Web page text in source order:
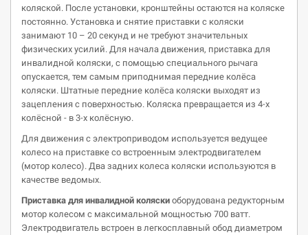
коляской. После установки, кронштейны остаются на коляске
постоянно. Установка и снятие приставки с коляски
занимают 10 – 20 секунд и не требуют значительных
физических усилий. Для начала движения, приставка для
инвалидной коляски, с помощью специального рычага
опускается, тем самым приподнимая передние колёса
коляски. Штатные передние колёса коляски выходят из
зацепления с поверхностью. Коляска превращается из 4-х
колёсной - в 3-х колёсную.
Для движения с электроприводом используется ведущее
колесо на приставке со встроенным электродвигателем
(мотор колесо). Два задних колеса коляски используются в
качестве ведомых.
Приставка для инвалидной коляски оборудована редукторным
мотор колесом с максимальной мощностью 700 ватт.
Электродвигатель встроен в легкосплавный обод диаметром